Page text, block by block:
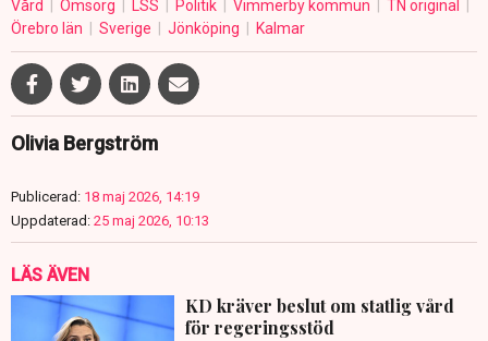
Vård Omsorg LSS Politik Vimmerby kommun
TN original
Örebro län
Sverige Jönköping Kalmar
Olivia Bergström
Publicerad: 18 maj 2026, 14:19
Uppdaterad: 25 maj 2026, 10:13
LÄS ÄVEN
KD kräver beslut om statlig vård
för regeringsstöd